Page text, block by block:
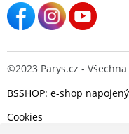
©2023 Parys.cz -
BSSHOP: e-shop
Cookies